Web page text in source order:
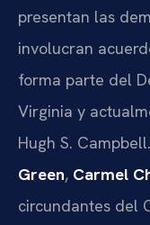
presentan las
involucran
forma parte del
Virginia y
Hugh S.
Green, Carmel
circundantes del